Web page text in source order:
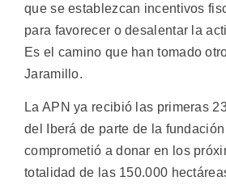
que se establezcan incentivos
para favorecer o desalentar la
Es el camino que han tomado
Jaramillo.
La APN ya recibió las primeras
del Iberá de parte de la fundación
comprometió a donar en los
totalidad de las 150.000